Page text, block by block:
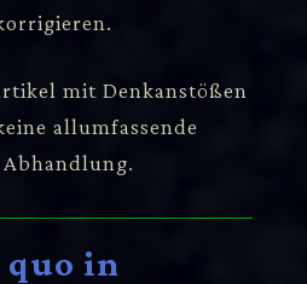
mit Denkanstößen
allumfassende
quo in